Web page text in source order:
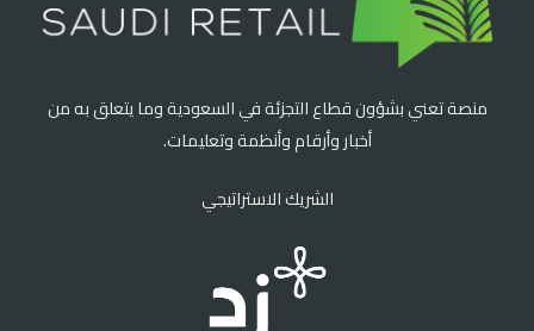
منصة تعني بشؤون قطاع التجزئة في السعودية وما يتعلق به من
أخبار وأرقام وأنظمة وتعليمات.
الشريك الاستراتيجي